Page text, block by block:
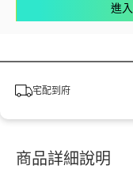
進
宅配到府
商品詳細說明